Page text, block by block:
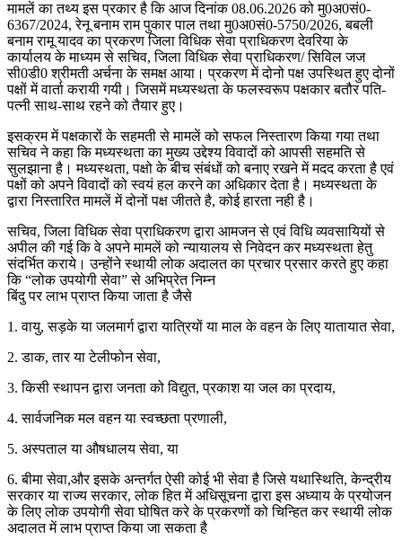
मामलें का तथ्य इस प्रकार है कि आज दिनांक 08.06.2026 को मु0अ0सं0-
6367/2024, रेनू बनाम राम पुकार पाल तथा मु0अ0सं0-5750/2026, बबली
बनाम रामू यादव का प्रकरण जिला विधिक सेवा प्राधिकरण देवरिया के
कार्यालय के माध्यम से सचिव, जिला विधिक सेवा प्राधिकरण/ सिविल जज
सी0डी0 श्रीमती अर्चना के समक्ष आया। प्रकरण में दोनो पक्ष उपस्थित हुए दोनों
पक्षों में वार्ता करायी गयी। जिसमें मध्यस्थता के फलस्वरूप पक्षकार बतौर पति-
पत्नी साथ-साथ रहने को तैयार हुए।
इसक्रम में पक्षकारों के सहमती से मामलें को सफल निस्तारण किया गया तथा
सचिव ने कहा कि मध्यस्थता का मुख्य उद्देश्य विवादों को आपसी सहमति से
सुलझाना है। मध्यस्थता, पक्षो के बीच संबंधों को बनाए रखने में मदद करता है एवं
पक्षों को अपने विवादों को स्वयं हल करने का अधिकार देता है। मध्यस्थता के
द्वारा निस्तारित मामलें में दोनों पक्ष जीतते है, कोई हारता नही है।
सचिव, जिला विधिक सेवा प्राधिकरण द्वारा आमजन से एवं विधि व्यवसायियों से
अपील की गई कि वे अपने मामलें को न्यायालय से निवेदन कर मध्यस्थता हेतु
संदर्भित कराये। उन्होंने स्थायी लोक अदालत का प्रचार प्रसार करते हुए कहा
कि “लोक उपयोगी सेवा” से अभिप्रेत निम्न
बिंदु पर लाभ प्राप्त किया जाता है जैसे
1. वायु, सड़के या जलमार्ग द्वारा यात्रियों या माल के वहन के लिए यातायात सेवा,
2. डाक, तार या टेलीफोन सेवा,
3. किसी स्थापन द्वारा जनता को विद्युत, प्रकाश या जल का प्रदाय,
4. सार्वजनिक मल वहन या स्वच्छता प्रणाली,
5. अस्पताल या औषधालय सेवा, या
6. बीमा सेवा,और इसके अन्तर्गत ऐसी कोई भी सेवा है जिसे यथास्थिति, केन्द्रीय
सरकार या राज्य सरकार, लोक हित में अधिसूचना द्वारा इस अध्याय के प्रयोजन
के लिए लोक उपयोगी सेवा घोषित करे के प्रकरणों को चिन्हित कर स्थायी लोक
अदालत में लाभ प्राप्त किया जा सकता है